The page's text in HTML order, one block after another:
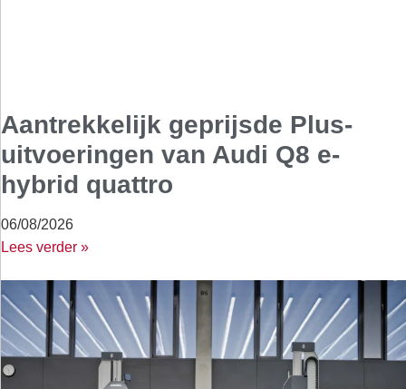
Aantrekkelijk geprijsde Plus-
uitvoeringen van Audi Q8 e-
hybrid quattro
06/08/2026
Lees verder »